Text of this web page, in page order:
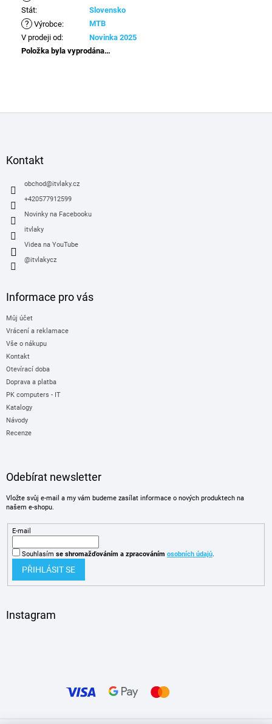
Stát: Slovensko
? Výrobce:
MTB
V prodeji od:
Novinka 2025
Položka byla vyprodána…
Kontakt
obchod@itvlaky.cz
+420577912599
Novinky na Facebooku
itvlaky
Videa na YouTube
@itvlakycz
Informace pro vás
Můj účet
Vrácení a reklamace
Vše o nákupu
Kontakt
Otevírací doba
Doprava a platba
PK computers - IT
Katalogy
Návody
Recenze
Odebírat newsletter
Vložte svůj e-mail a my vám budeme zasílat informace o nových produktech na
našem e-shopu.
E-mail
Souhlasím se shromažďováním a zpracováním osobních údajů.
PŘIHLÁSIT SE
Instagram